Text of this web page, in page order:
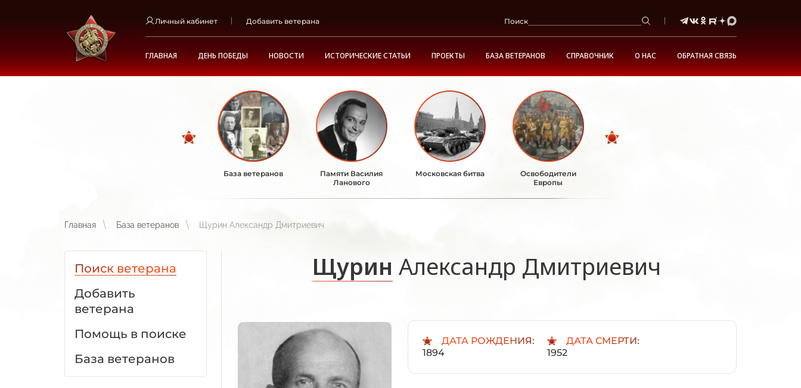
Личный кабинет Добавить ветерана Поиск
ГЛАВНАЯ ДЕНЬ ПОБЕДЫ НОВОСТИ ИСТОРИЧЕСКИЕ СТАТЬИ ПРОЕКТЫ БАЗА ВЕТЕРАНОВ СПРАВОЧНИК О НАС ОБРАТНАЯ СВЯЗЬ
База ветеранов
Памяти Василия
Ланового
Московская битва
Освободители
Европы
Главная База ветеранов Щурин Александр Дмитриевич
Поиск ветерана
Добавить
ветерана
Помощь в поиске
База ветеранов
Щурин Александр Дмитриевич
ДАТА РОЖДЕНИЯ:
1894
ДАТА СМЕРТИ:
1952